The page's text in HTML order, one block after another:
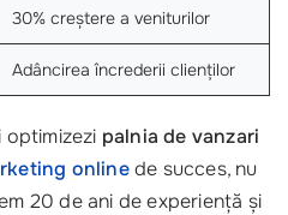
30% creștere a veniturilor
Adâncirea încrederii clienților
optimizezi palnia de vanzari
onlinede succes, nu
20 de ani de experiență și